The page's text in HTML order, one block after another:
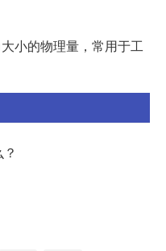
小的物理量，常用于工